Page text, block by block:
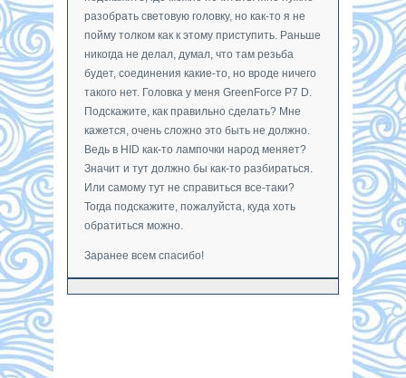
разобрать световую головку, но как-то я не
пойму толком как к этому приступить. Раньше
никогда не делал, думал, что там резьба
будет, соединения какие-то, но вроде ничего
такого нет. Головка у меня GreenForce P7 D.
Подскажите, как правильно сделать? Мне
кажется, очень сложно это быть не должно.
Ведь в HID как-то лампочки народ меняет?
Значит и тут должно бы как-то разбираться.
Или самому тут не справиться все-таки?
Тогда подскажите, пожалуйста, куда хоть
обратиться можно.
Заранее всем спасибо!